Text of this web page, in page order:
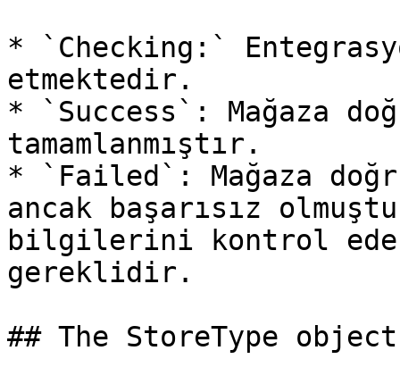
* `Checking:`
etmektedir.
* `Success`: Mağaza
tamamlanmıştır.
* `Failed`: Mağaza
ancak başarısız
bilgilerini kontrol
gereklidir.
## The StoreType object